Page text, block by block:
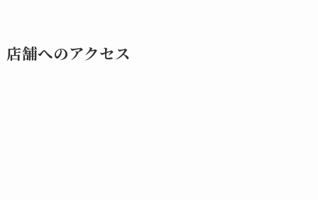
店舗へのアクセス